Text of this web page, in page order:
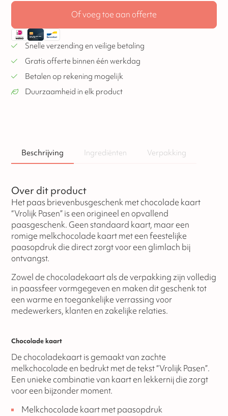
Of voeg toe aan offerte
Snelle verzending en veilige betaling
Gratis offerte binnen één werkdag
Betalen op rekening mogelijk
Duurzaamheid in elk product
Beschrijving Ingrediënten Verpakking
Over dit product
Het paas brievenbusgeschenk met chocolade kaart
“Vrolijk Pasen” is een origineel en opvallend
paasgeschenk. Geen standaard kaart, maar een
romige melkchocolade kaart met een feestelijke
paasopdruk die direct zorgt voor een glimlach bij
ontvangst.
Zowel de chocoladekaart als de verpakking zijn volledig
in paassfeer vormgegeven en maken dit geschenk tot
een warme en toegankelijke verrassing voor
medewerkers, klanten en zakelijke relaties.
Chocolade kaart
De chocoladekaart is gemaakt van zachte
melkchocolade en bedrukt met de tekst “Vrolijk Pasen”.
Een unieke combinatie van kaart en lekkernij die zorgt
voor een bijzonder moment.
Melkchocolade kaart met paasopdruk